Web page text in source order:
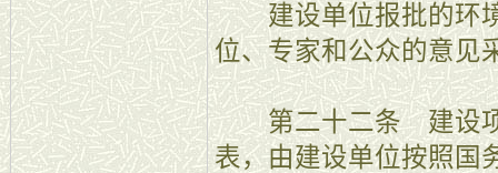
建设单位报批的环境
位、专家和公众的意见
第二十二条 建设项
表，由建设单位按照国